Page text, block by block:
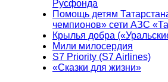
Русфонда
Помощь детям
чемпионов» сети АЗС
Крылья добра
Мили милосердия
S7 Priority (S7 Airlines)
«Сказки для жизни»